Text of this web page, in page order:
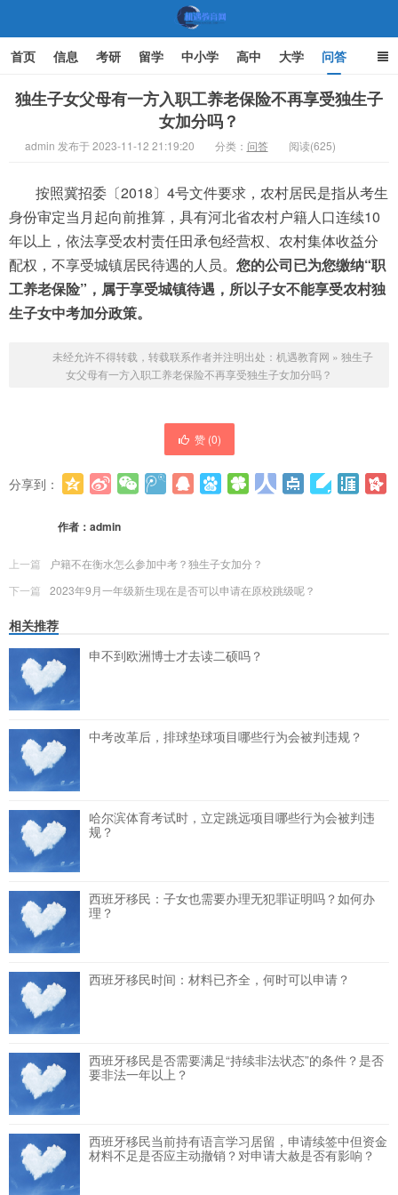
机遇教育网
首页 信息 考研 留学 中小学 高中 大学 问答
文化 家庭教育
独生子女父母有一方入职工养老保险不再享受独生子
女加分吗？
admin 发布于 2023-11-12 21:19:20 分类： 问答 阅读(625)
按照冀招委〔2018〕4号文件要求，农村居民是指从考生
身份审定当月起向前推算，具有河北省农村户籍人口连续10
年以上，依法享受农村责任田承包经营权、农村集体收益分
配权，不享受城镇居民待遇的人员。 您的公司已为您缴纳“职
工养老保险”，属于享受城镇待遇，所以子女不能享受农村独
生子女中考加分政策。
未经允许不得转载，转载联系作者并注明出处： 机遇教育网 » 独生子
女父母有一方入职工养老保险不再享受独生子女加分吗？
赞 (0)
分享到：
作者： admin
上一篇
户籍不在衡水怎么参加中考？独生子女加分？
下一篇
2023年9月一年级新生现在是否可以申请在原校跳级呢？
相关推荐
申不到欧洲博士才去读二硕吗？
中考改革后，排球垫球项目哪些行为会被判违规？
哈尔滨体育考试时，立定跳远项目哪些行为会被判违
规？
西班牙移民：子女也需要办理无犯罪证明吗？如何办
理？
西班牙移民时间：材料已齐全，何时可以申请？
西班牙移民是否需要满足“持续非法状态”的条件？是否
要非法一年以上？
西班牙移民当前持有语言学习居留，申请续签中但资金
材料不足是否应主动撤销？对申请大赦是否有影响？